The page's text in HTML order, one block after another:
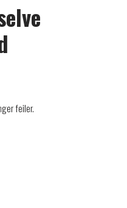
feiler.